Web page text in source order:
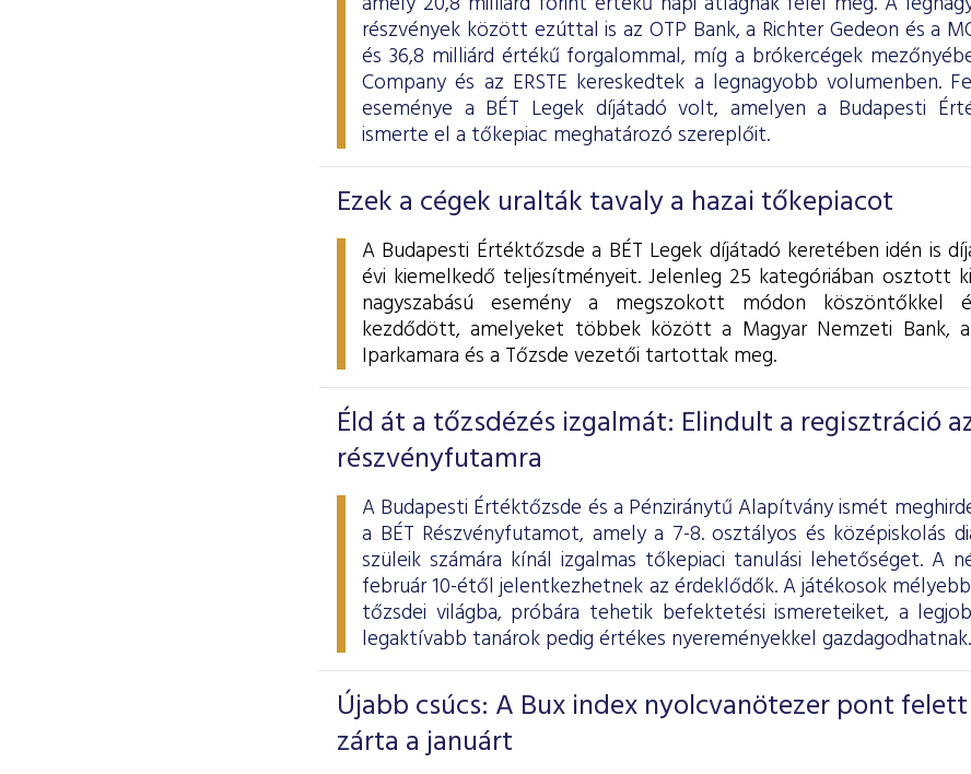
részvények között ezúttal is az OTP Bank, a Richter Gedeon és a
és 36,8 milliárd értékű forgalommal, míg a brókercégek
Company és az ERSTE kereskedtek a legnagyobb volumenben.
eseménye a BÉT Legek díjátadó volt, amelyen a Budapesti
ismerte el a tőkepiac meghatározó szereplőit.
Ezek a cégek uralták tavaly a hazai tőkepiacot
A Budapesti Értéktőzsde a BÉT Legek díjátadó keretében idén is
évi kiemelkedő teljesítményeit. Jelenleg 25 kategóriában osztott
nagyszabású esemény a megszokott módon köszöntőkkel
kezdődött, amelyeket többek között a Magyar Nemzeti Bank, a
Iparkamara és a Tőzsde vezetői tartottak meg.
Éld át a tőzsdézés izgalmát: Elindult a regisztráció
részvényfutamra
A Budapesti Értéktőzsde és a Pénziránytű Alapítvány ismét
a BÉT Részvényfutamot, amely a 7-8. osztályos és középiskolás
szüleik számára kínál izgalmas tőkepiaci tanulási lehetőséget. A
február 10-étől jelentkezhetnek az érdeklődők. A játékosok
tőzsdei világba, próbára tehetik befektetési ismereteiket, a
legaktívabb tanárok pedig értékes nyereményekkel gazdagodhatnak.
Újabb csúcs: A Bux index nyolcvanötezer pont felett
zárta a januárt